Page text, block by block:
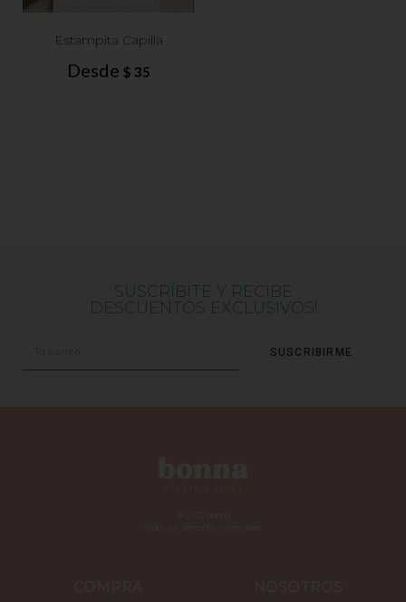
Estampita Capilla
Desde $ 35
SUSCRÍBITE Y RECIBE
DESCUENTOS EXCLUSIVOS!
SUSCRIBIRME